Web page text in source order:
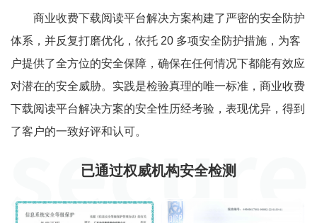
商业收费下载阅读平台解决方案构建了严密的安全防护
体系，并反复打磨优化，依托 20 多项安全防护措施，为客
户提供了全方位的安全保障，确保在任何情况下都能有效应
对潜在的安全威胁。实践是检验真理的唯一标准，商业收费
下载阅读平台解决方案的安全性历经考验，表现优异，得到
了客户的一致好评和认可。
已通过权威机构安全检测